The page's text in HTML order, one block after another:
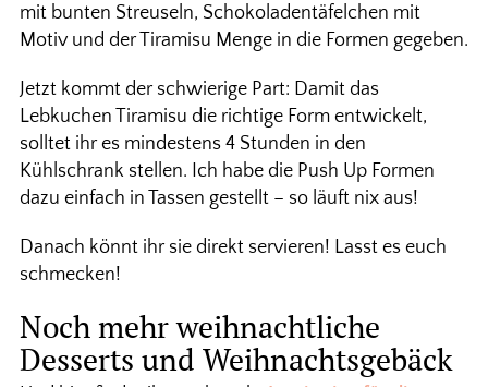
mit bunten Streuseln, Schokoladentäfelchen mit
Motiv und der Tiramisu Menge in die Formen gegeben.
Jetzt kommt der schwierige Part: Damit das
Lebkuchen Tiramisu die richtige Form entwickelt,
solltet ihr es mindestens 4 Stunden in den
Kühlschrank stellen. Ich habe die Push Up Formen
dazu einfach in Tassen gestellt – so läuft nix aus!
Danach könnt ihr sie direkt servieren! Lasst es euch
schmecken!
Noch mehr weihnachtliche
Desserts und Weihnachtsgebäck